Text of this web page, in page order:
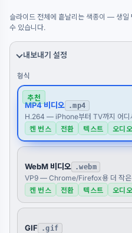
슬라이드 전체에 흩날리는 색종이 — 생일
수 있습니다.
내보내기 설정
형식
추천
MP4 비디오 .mp4
H.264 — iPhone부터 TV까지 어디
켄 번스
전환 텍스트 오디오
WebM 비디오 .webm
VP9 — Chrome/Firefox용 더 작은
켄 번스
전환 텍스트 오디오
GIF .gif